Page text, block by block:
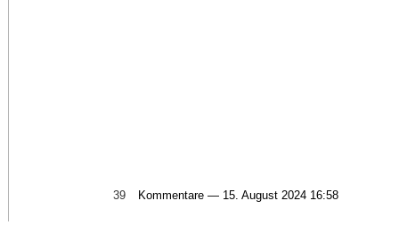
39 Kommentare — 15. August 2024 16:58